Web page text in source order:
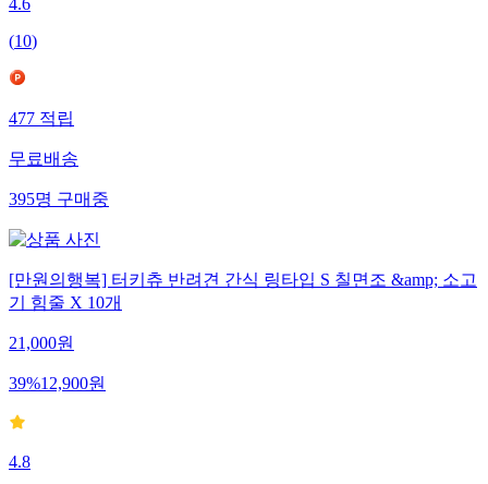
4.6
(10)
477적립
무료배송
395명구매중
[만원의행복] 터키츄 반려견 간식 링타입 S 칠면조 &amp; 소고
기 힘줄 X 10개
21,000원
39%12,900원
4.8